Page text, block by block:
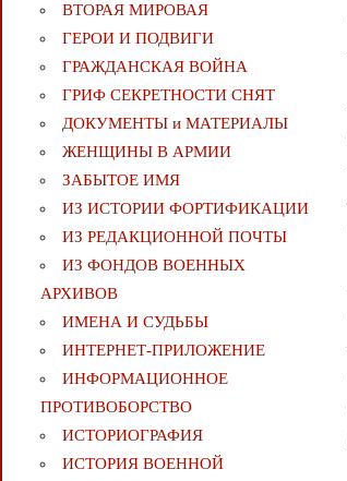
ВТОРАЯ МИРОВАЯ
ГЕРОИ И ПОДВИГИ
ГРАЖДАНСКАЯ ВОЙНА
ГРИФ СЕКРЕТНОСТИ СНЯТ
ДОКУМЕНТЫ и МАТЕРИАЛЫ
ЖЕНЩИНЫ В АРМИИ
ЗАБЫТОЕ ИМЯ
ИЗ ИСТОРИИ ФОРТИФИКАЦИИ
ИЗ РЕДАКЦИОННОЙ ПОЧТЫ
ИЗ ФОНДОВ ВОЕННЫХ
АРХИВОВ
ИМЕНА И СУДЬБЫ
ИНТЕРНЕТ-ПРИЛОЖЕНИЕ
ИНФОРМАЦИОННОЕ
ПРОТИВОБОРСТВО
ИСТОРИОГРАФИЯ
ИСТОРИЯ ВОЕННОЙ